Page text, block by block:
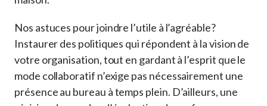
Nos astuces pour joindre l’utile à l’agréable?
Instaurer des politiques qui répondent à la vision de
votre organisation, tout en gardant à l’esprit que le
mode collaboratif n’exige pas nécessairement une
présence au bureau à temps plein. D’ailleurs, une